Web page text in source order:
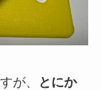
が、
とにか